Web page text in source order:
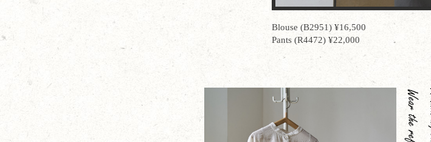
Blouse (B2951) ¥16,500
Pants (R4472) ¥22,000